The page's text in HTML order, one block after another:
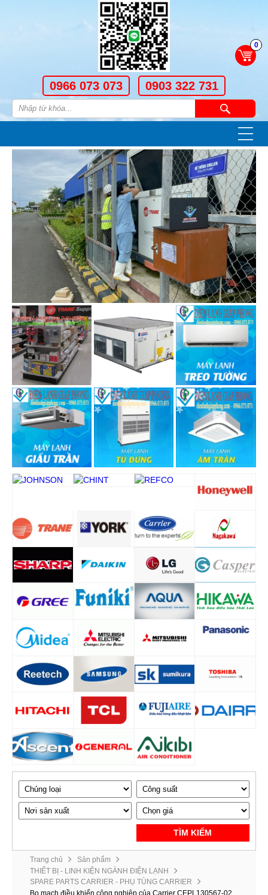
0
0966 073 073 0903 322 731
—
—
—
TÌM KIẾM
Trang chủ
Sản phẩm
THIẾT BỊ - LINH KIỆN NGÀNH ĐIỆN LẠNH
SPARE PARTS CARRIER - PHỤ TÙNG CARRIER